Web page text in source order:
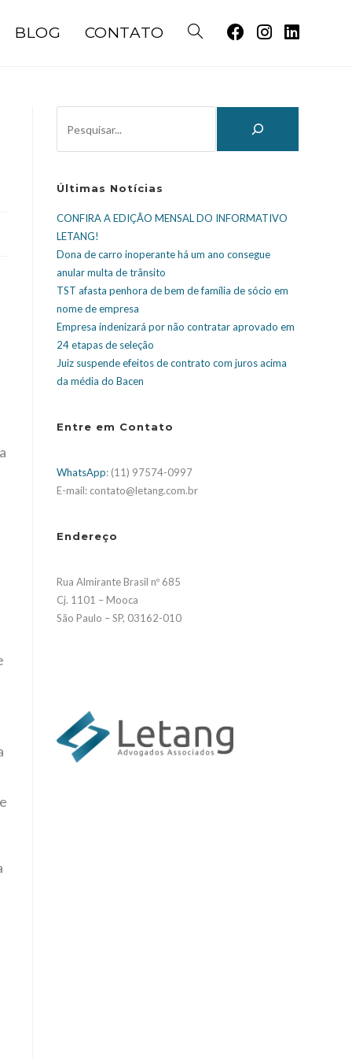
BLOG CONTATO
Últimas Notícias
CONFIRA A EDIÇÃO MENSAL DO INFORMATIVO
LETANG!
Dona de carro inoperante há um ano consegue
anular multa de trânsito
TST afasta penhora de bem de família de sócio em
nome de empresa
Empresa indenizará por não contratar aprovado em
24 etapas de seleção
Juiz suspende efeitos de contrato com juros acima
da média do Bacen
Entre em Contato
WhatsApp: (11) 97574-0997
E-mail: contato@letang.com.br
Endereço
Rua Almirante Brasil nº 685
Cj. 1101 – Mooca
São Paulo – SP, 03162-010